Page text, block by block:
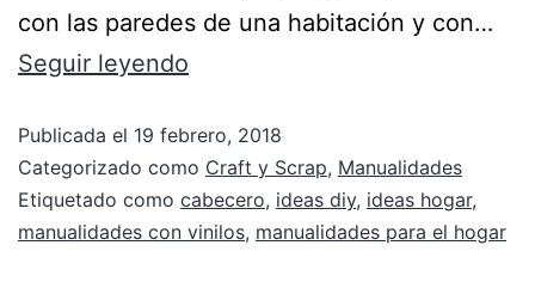
con las paredes de una habitación y con…
Seguir leyendo
Publicada el 19 febrero, 2018
Categorizado como Craft y Scrap, Manualidades
Etiquetado como cabecero, ideas diy, ideas hogar,
manualidades con vinilos, manualidades para el hogar